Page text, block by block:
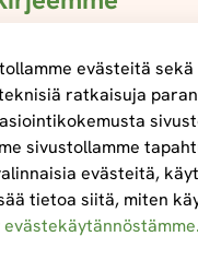
Tilaa
evästeitä sekä
ratkaisuja
sivustollamme
evästeitä,
tietoa siitä, miten
evästekäytännöstämme.